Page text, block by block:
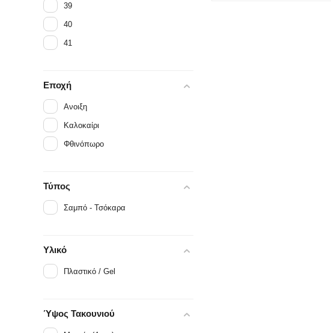
39
40
41
Εποχή
Ανοιξη
Καλοκαίρι
Φθινόπωρο
Τύπος
Σαμπό - Τσόκαρα
Υλικό
Πλαστικό / Gel
Ύψος Τακουνιού